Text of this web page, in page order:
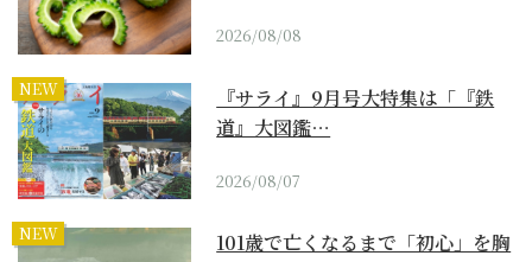
2026/08/08
NEW
『サライ』9月号大特集は「『鉄
道』大図鑑…
2026/08/07
NEW
101歳で亡くなるまで「初心」を胸